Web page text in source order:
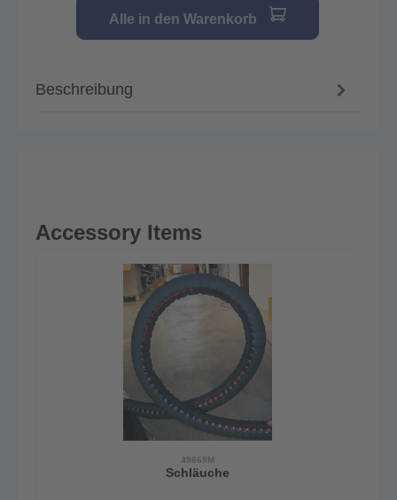
Alle in den Warenkorb
Beschreibung
Accessory Items
49869M
Schläuche